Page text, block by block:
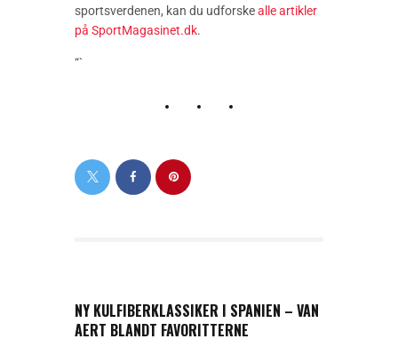
sportsverdenen, kan du udforskealle artikler
på SportMagasinet.dk.
“`
NY KULFIBERKLASSIKER I SPANIEN – VAN
AERT BLANDT FAVORITTERNE